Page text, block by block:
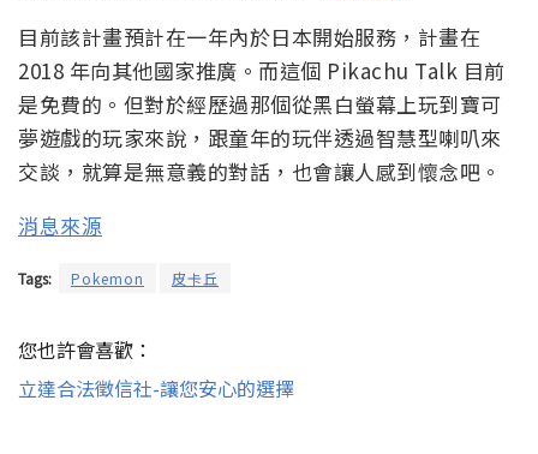
目前該計畫預計在一年內於日本開始服務，計畫在
2018 年向其他國家推廣。而這個 Pikachu Talk 目前
是免費的。但對於經歷過那個從黑白螢幕上玩到寶可
夢遊戲的玩家來說，跟童年的玩伴透過智慧型喇叭來
交談，就算是無意義的對話，也會讓人感到懷念吧。
消息來源
Tags: Pokemon 皮卡丘
您也許會喜歡：
立達合法徵信社-讓您安心的選擇